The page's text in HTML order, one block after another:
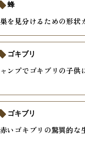
を見分けるための形状
蜂
ンプでゴキブリの子供
ゴキブリ
いゴキブリの驚異的な
ゴキブリ